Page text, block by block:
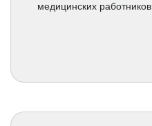
медицинских работников